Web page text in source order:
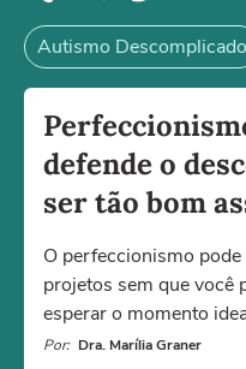
Autismo Descomplicado
defende o
ser tão bom
O perfeccionismo
projetos sem que você
esperar o momento
Por: Dra. Marília Graner